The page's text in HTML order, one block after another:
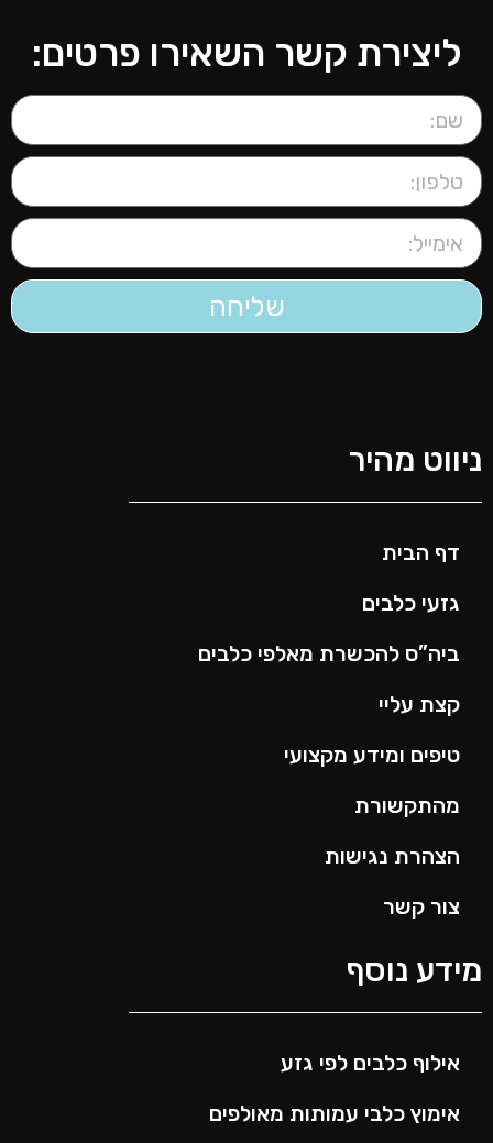
ליצירת קשר השאירו פרטים:
שליחה
מהיר
דף הבית
גזעי כלבים
ביה”ס להכשרת מאלפי כלבים
קצת עליי
טיפים ומידע מקצועי
מהתקשורת
הצהרת נגישות
צור קשר
נוסף
אילוף כלבים לפי גזע
אימוץ כלבי עמותות מאולפים